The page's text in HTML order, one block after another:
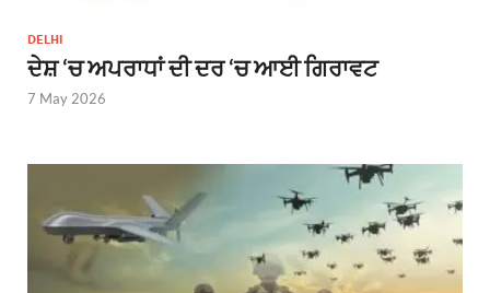
DELHI
ਦੇਸ਼ ‘ਚ ਅਪਰਾਧਾਂ ਦੀ ਦਰ ‘ਚ ਆਈ ਗਿਰਾਵਟ
7 May 2026